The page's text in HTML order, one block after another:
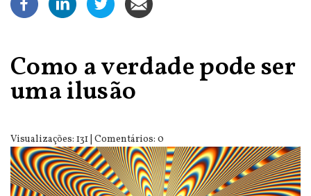
Como a verdade pode ser
uma ilusão
Visualizações: 131 | Comentários: 0